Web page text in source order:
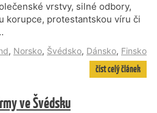
vrstvy, silné odbory,
korupce, protestantskou víru či
, Norsko, Švédsko, Dánsko, Finsko
číst celý článek
ve Švédsku